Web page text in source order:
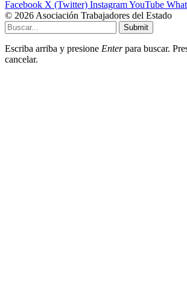
Facebook X (Twitter) InstagramYouTube
© 2026 Asociación Trabajadores del Estado
Submit
Escriba arriba y presione Enterpara buscar.
cancelar.